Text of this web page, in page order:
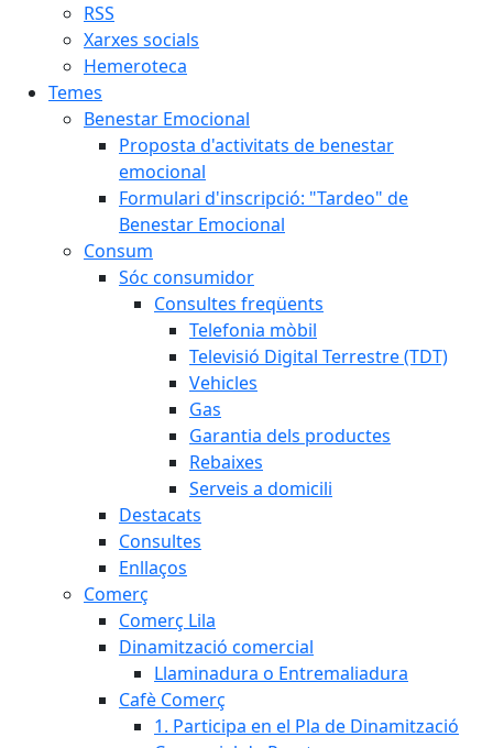
RSS
Xarxes socials
Hemeroteca
Temes
Benestar Emocional
Proposta d'activitats de benestar
emocional
Formulari d'inscripció: "Tardeo" de
Benestar Emocional
Consum
Sóc consumidor
Consultes freqüents
Telefonia mòbil
Televisió Digital Terrestre (TDT)
Vehicles
Gas
Garantia dels productes
Rebaixes
Serveis a domicili
Destacats
Consultes
Enllaços
Comerç
Comerç Lila
Dinamització comercial
Llaminadura o Entremaliadura
Cafè Comerç
1. Participa en el Pla de Dinamització